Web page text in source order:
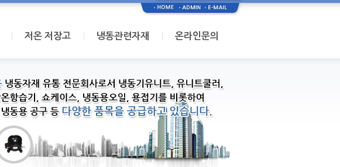
저온 저장고 냉동관련자재 온라인문의